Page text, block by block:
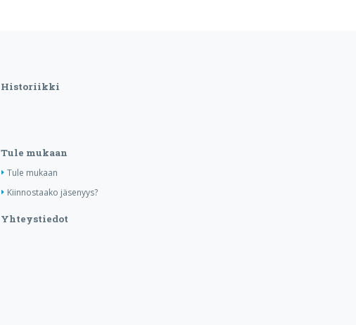
Historiikki
Tule mukaan
Tule mukaan
Kiinnostaako jäsenyys?
Yhteystiedot